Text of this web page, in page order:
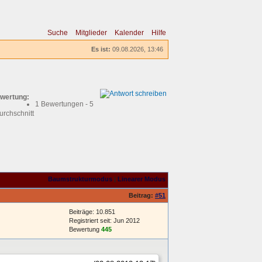
Suche Mitglieder Kalender Hilfe
Es ist: 09.08.2026, 13:46
1 Bewertungen - 5
Baumstrukturmodus | Linearer Modus
Beitrag: #51
Beiträge: 10.851
Registriert seit: Jun 2012
Bewertung 445